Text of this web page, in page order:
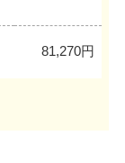
81,270円